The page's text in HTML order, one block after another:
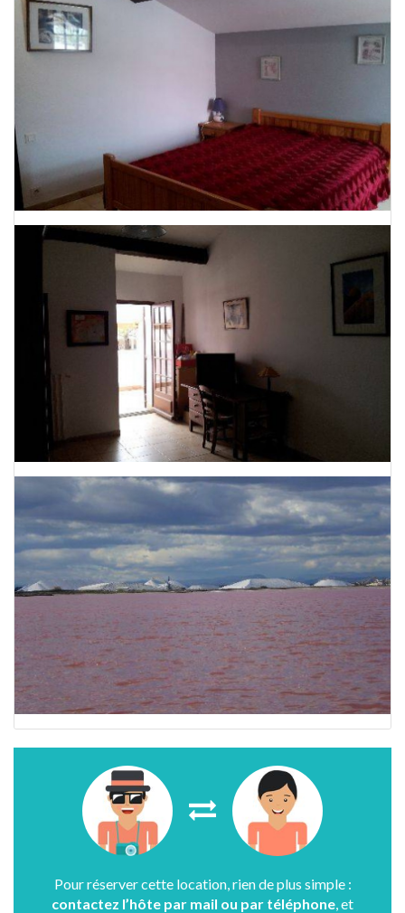
Pour réserver cette location, rien de plus simple :
contactez l’hôte par mail ou par téléphone , et